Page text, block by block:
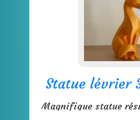
Statue lévrier
Magnifique statue